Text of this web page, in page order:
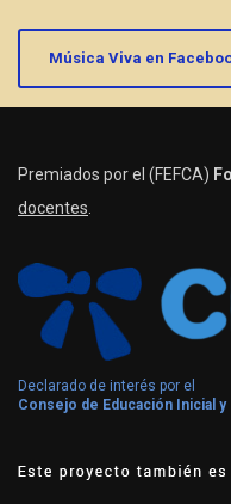
Música Viva en
Premiados por el (FEFCA)
docentes
Declarado de interés por el
Consejo de Educación Inicial y